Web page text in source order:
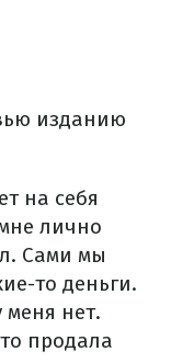
изданию
на себя
лично
Сами мы
то деньги.
меня нет.
продала